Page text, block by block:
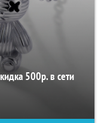
500р. в сети